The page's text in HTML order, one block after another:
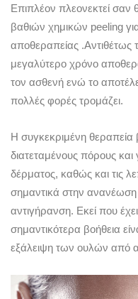
Επιπλέον πλεονεκτεί σαν
βαθιών χημικών peeling
αποθεραπείας .Αντιθέτως
μεγαλύτερο χρόνο
τον ασθενή ενώ το
πολλές φορές τρομάζει.
Η συγκεκριμένη θεραπεία
διατεταμένους πόρους και
δέρματος, καθώς και τις
σημαντικά στην
αντιγήρανση. Εκεί που
σημαντικότερα βοήθεια
εξάλειψη των ουλών από